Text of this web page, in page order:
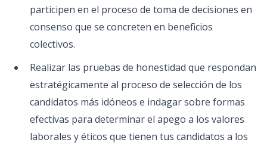
participen en el proceso de toma de decisiones en
consenso que se concreten en beneficios
colectivos.
Realizar las pruebas de honestidad que respondan
estratégicamente al proceso de selección de los
candidatos más idóneos e indagar sobre formas
efectivas para determinar el apego a los valores
laborales y éticos que tienen tus candidatos a los